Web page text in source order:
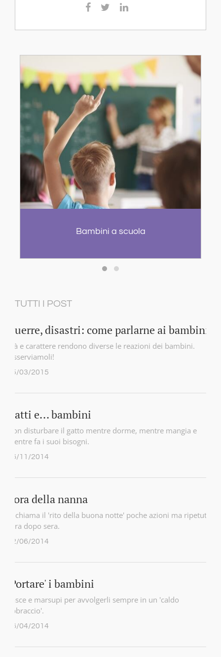
I bambini e lo sport
TUTTI I POST
Guerre, disastri: come parlarne ai bambini?
Età e carattere rendono diverse le reazioni dei bambini.
Osserviamoli!
25/03/2015
Gatti e... bambini
Non disturbare il gatto mentre dorme, mentre mangia e
mentre fa i suoi bisogni.
06/11/2014
L'ora della nanna
Si chiama il 'rito della buona notte' poche azioni ma ripetute
sera dopo sera.
12/06/2014
'Portare' i bambini
Fasce e marsupi per avvolgerli sempre in un 'caldo
abbraccio'.
16/04/2014